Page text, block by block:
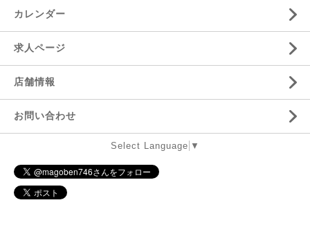
カレンダー
求人ページ
店舗情報
お問い合わせ
Select Language ▼